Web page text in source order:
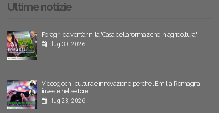
Ultime notizie
Foragri, da vent’anni la "Casa della formazione in agricoltura"
lug 30, 2026
Videogiochi, cultura e innovazione: perché l’Emilia-Romagna
investe nel settore
lug 23, 2026